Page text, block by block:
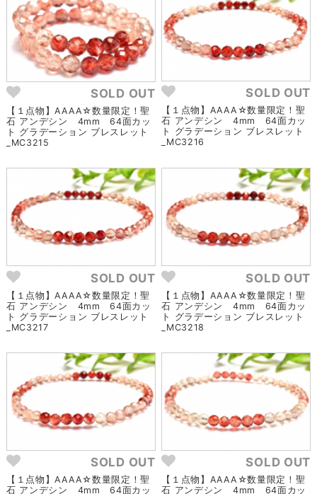
SOLD OUT
【１点物】AAAA☆数量限定！聖
石 アンデシン 4mm 64面カッ
ト グラデーション ブレスレット
_MC3215
SOLD OUT
【１点物】AAAA☆数量限定！聖
石 アンデシン 4mm 64面カッ
ト グラデーション ブレスレット
_MC3216
SOLD OUT
【１点物】AAAA☆数量限定！聖
石 アンデシン 4mm 64面カッ
ト グラデーション ブレスレット
_MC3217
SOLD OUT
【１点物】AAAA☆数量限定！聖
石 アンデシン 4mm 64面カッ
ト グラデーション ブレスレット
_MC3218
SOLD OUT
【１点物】AAAA☆数量限定！聖
石 アンデシン 4mm 64面カッ
SOLD OUT
【１点物】AAAA☆数量限定！聖
石 アンデシン 4mm 64面カッ